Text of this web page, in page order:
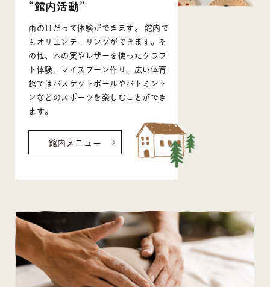
“館内活動”
雨の日だって体験ができます。 館内で
もオリエンテーリングができます。そ
の他、木の実やレザーを使ったクラフ
ト体験、マイスプーン作り、広い体育
館ではバスケットボールやバトミント
ンなどのスポーツを楽しむことができ
ます。
館内メニュー